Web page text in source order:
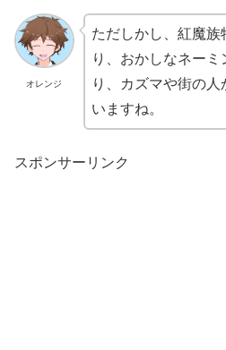
オレンジ
ただしかし、紅魔族
り、おかしなネー
り、カズマや街の
いますね。
スポンサーリンク